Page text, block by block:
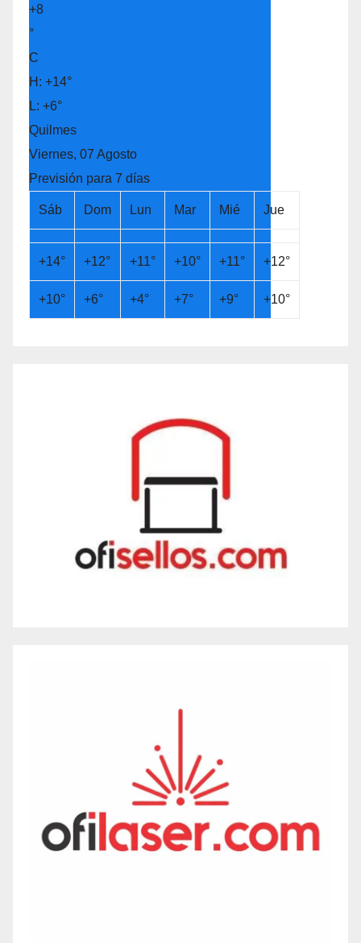
+8
°
C
H: +14°
L: +6°
Quilmes
Viernes, 07 Agosto
Previsión para 7 días
Sáb Dom Lun Mar Mié Jue
+14° +12° +11° +10° +11° +12°
+10° +6° +4° +7° +9° +10°